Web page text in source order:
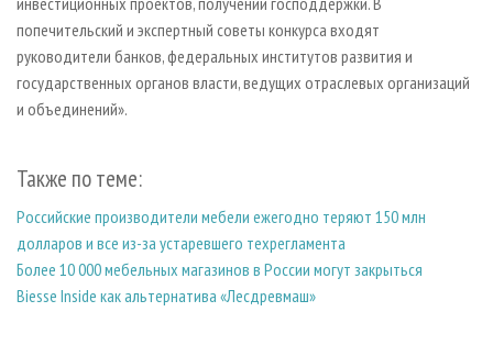
попечительский и экспертный советы конкурса входят
руководители банков, федеральных институтов развития и
государственных органов власти, ведущих отраслевых организаций
и объединений».
Также по теме:
Российские производители мебели ежегодно теряют 150 млн
долларов и все из-за устаревшего техрегламента
Более 10 000 мебельных магазинов в России могут закрыться
Biesse Inside как альтернатива «Лесдревмаш»